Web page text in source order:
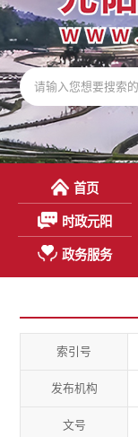
首页
时政元阳
政务服务
索引号
发布机构
文号